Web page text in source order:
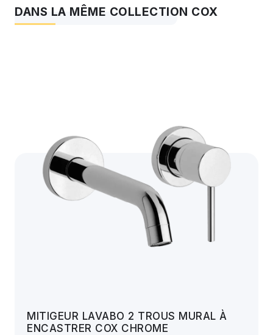
DANS LA MÊME COLLECTION COX
MITIGEUR LAVABO 2 TROUS MURAL À
ENCASTRER COX CHROME